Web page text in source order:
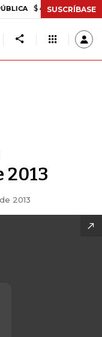
$ 408.498,97 +$
SUSCRÍBASE
2013
2013